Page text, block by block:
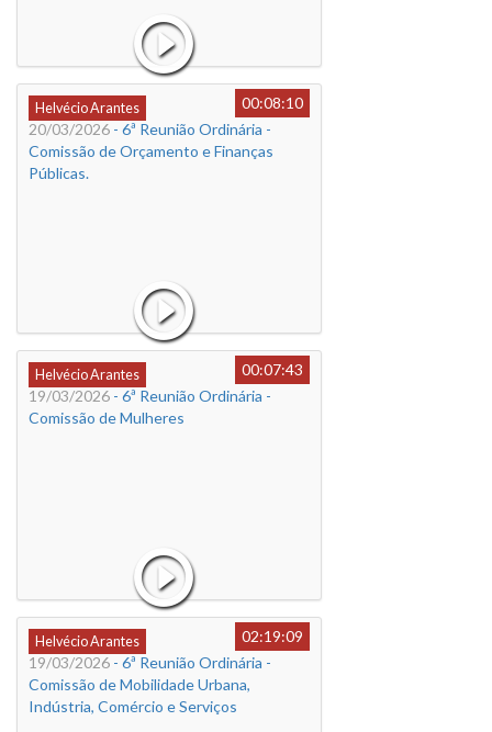
Helvécio Arantes
00:08:10
20/03/2026 - 6ª Reunião Ordinária -
Comissão de Orçamento e Finanças
Públicas.
Helvécio Arantes
00:07:43
19/03/2026 - 6ª Reunião Ordinária -
Comissão de Mulheres
Helvécio Arantes
02:19:09
19/03/2026 - 6ª Reunião Ordinária -
Comissão de Mobilidade Urbana,
Indústria, Comércio e Serviços